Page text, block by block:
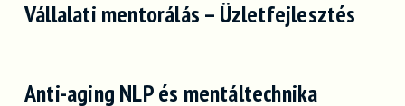
Vállalati mentorálás – Üzletfejlesztés
Anti-aging NLP és mentáltechnika